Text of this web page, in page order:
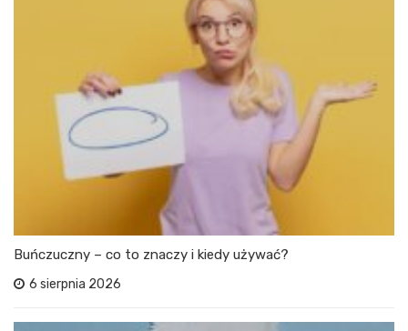
Buńczuczny – co to znaczy i kiedy używać?
6 sierpnia 2026